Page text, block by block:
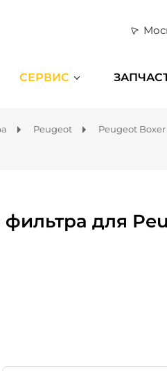
СЕРВИС
Peugeot Peugeot Boxer
для